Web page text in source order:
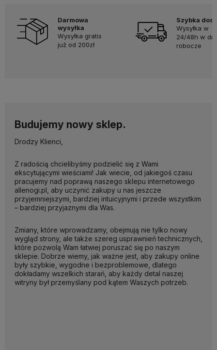
Darmowa
wysyłka
Wysyłka gratis
już od 200zł
Szybka
Wysyłka w
24/48h w dni
robocze
Budujemy nowy sklep.
Drodzy Klienci,
Z radością chcielibyśmy podzielić się z Wami
ekscytującymi wieściami! Jak wiecie, od jakiegoś czasu
pracujemy nad poprawą naszego sklepu internetowego
allenogi.pl, aby uczynić zakupy u nas jeszcze
przyjemniejszymi, bardziej intuicyjnymi i przede wszystkim
– bardziej przyjaznymi dla Was.
Zmiany, które wprowadzamy, obejmują nie tylko nowy
wygląd strony, ale także szereg usprawnień technicznych,
które pozwolą Wam łatwiej poruszać się po naszym
sklepie. Dobrze wiemy, jak ważne jest, aby zakupy online
były szybkie, wygodne i bezproblemowe, dlatego
dokładamy wszelkich starań, aby każdy detal naszej
witryny był przemyślany pod kątem Waszych potrzeb.